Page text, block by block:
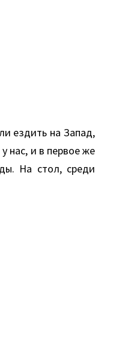
ездить на Запад,
нас, и в первое же
На стол, среди